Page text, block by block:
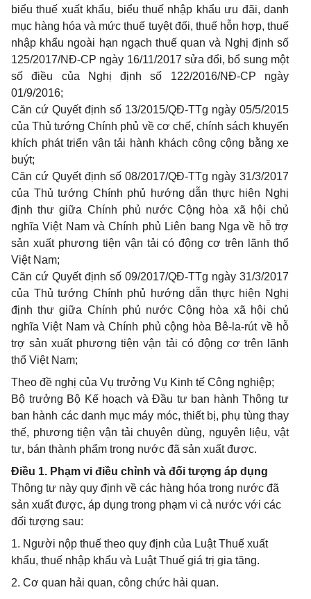
biểu thuế xuất khẩu, biểu thuế nhập khẩu ưu đãi, danh
mục hàng hóa và mức thuế tuyệt đối, thuế hỗn hợp, thuế
nhập khẩu ngoài hạn ngạch thuế quan và Nghị định số
125/2017/NĐ-CP ngày 16/11/2017 sửa đổi, bổ sung một
sốđiều của Nghị định số 122/2016/NĐ-CP ngày
01/9/2016;
Căn cứ Quyết định số 13/2015/QĐ-TTg ngày 05/5/2015
của Thủ tướng Chính phủ về cơ chế, chính sách khuyến
khích phát triển vận tải hành khách công cộng bằng xe
buýt;
Căn cứ Quyết định số 08/2017/QĐ-TTg ngày 31/3/2017
của Thủ tướng Chính phủ hướng dẫn thực hiện Nghị
định thư giữa Chính phủ nước Cộng hòa xã hội chủ
nghĩa Việt Nam và Chính phủ Liên bang Nga về hỗ trợ
sản xuất phương tiện vận tải có động cơ trên lãnh thổ
Việt Nam;
Căn cứ Quyết định số 09/2017/QĐ-TTg ngày 31/3/2017
của Thủ tướng Chính phủ hướng dẫn thực hiện Nghị
định thư giữa Chính phủ nước Cộng hòa xã hội chủ
nghĩa Việt Nam và Chính phủ cộng hòa Bê-la-rút về hỗ
trợ sản xuất phương tiện vận tải có động cơ trên lãnh
thổ Việt Nam;
Theo đề nghị của Vụ trưởng Vụ Kinh tế Công nghiệp;
Bộ trưởng Bộ Kế hoạch và Đầu tư ban hành Thông tư
ban hành các danh mục máy móc, thiết bị, phụ tùng thay
thế, phương tiện vận tải chuyên dùng, nguyên liệu, vật
tư, bán thành phẩm trong nước đã sản xuất được.
Điều 1. Phạm vi điều chỉnh và đối tượng áp dụng
Thông tư này quy định về các hàng hóa trong nước đã
sản xuất được, áp dụng trong phạm vi cả nước với các
đối tượng sau:
1. Người nộp thuế theo quy định của Luật Thuế xuất
khẩu, thuế nhập khẩu và Luật Thuế giá trị gia tăng.
2. Cơ quan hải quan, công chức hải quan.